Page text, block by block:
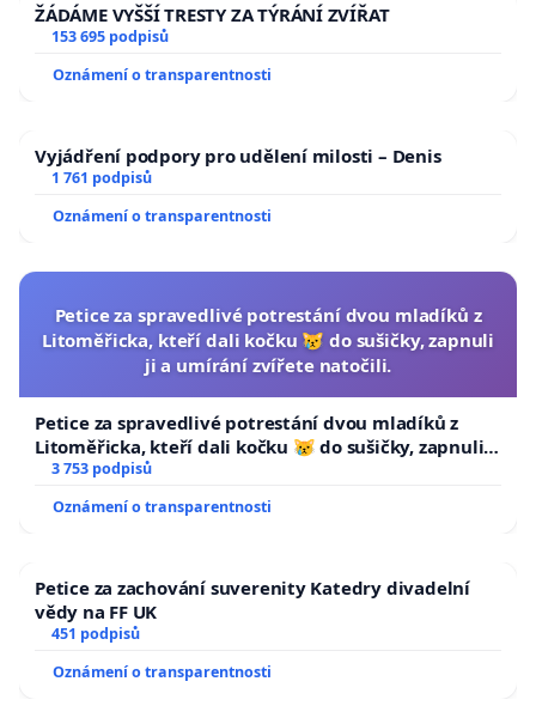
ŽÁDÁME VYŠŠÍ TRESTY ZA TÝRÁNÍ ZVÍŘAT
153 695 podpisů
Oznámení o transparentnosti
Vyjádření podpory pro udělení milosti – Denis
1 761 podpisů
Oznámení o transparentnosti
Petice za spravedlivé potrestání dvou mladíků z
Litoměřicka, kteří dali kočku 😿 do sušičky, zapnuli
ji a umírání zvířete natočili.
Petice za spravedlivé potrestání dvou mladíků z
Litoměřicka, kteří dali kočku 😿 do sušičky, zapnuli ji
a umírání zvířete natočili.
3 753 podpisů
Oznámení o transparentnosti
Petice za zachování suverenity Katedry divadelní
vědy na FF UK
451 podpisů
Oznámení o transparentnosti